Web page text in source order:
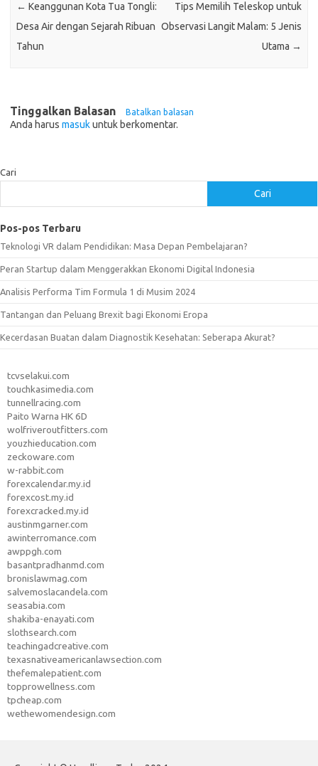
← Keanggunan Kota Tua Tongli:
Desa Air dengan Sejarah Ribuan
Tahun
Tips Memilih Teleskop untuk
Observasi Langit Malam: 5 Jenis
Utama →
Tinggalkan Balasan Batalkan balasan
Anda harus masukuntuk berkomentar.
Cari
Cari
Pos-pos Terbaru
Teknologi VR dalam Pendidikan: Masa Depan Pembelajaran?
Peran Startup dalam Menggerakkan Ekonomi Digital Indonesia
Analisis Performa Tim Formula 1 di Musim 2024
Tantangan dan Peluang Brexit bagi Ekonomi Eropa
Kecerdasan Buatan dalam Diagnostik Kesehatan: Seberapa Akurat?
tcvselakui.com
touchkasimedia.com
tunnellracing.com
Paito Warna HK 6D
wolfriveroutfitters.com
youzhieducation.com
zeckoware.com
w-rabbit.com
forexcalendar.my.id
forexcost.my.id
forexcracked.my.id
austinmgarner.com
awinterromance.com
awppgh.com
basantpradhanmd.com
bronislawmag.com
salvemoslacandela.com
seasabia.com
shakiba-enayati.com
slothsearch.com
teachingadcreative.com
texasnativeamericanlawsection.com
thefemalepatient.com
topprowellness.com
tpcheap.com
wethewomendesign.com